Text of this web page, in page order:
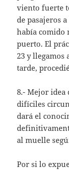
viento fuerte
de pasajeros
había comido
puerto. El
23 y llegamos
tarde,
8.- Mejor idea
difíciles
dará el
al muelle
Por si lo